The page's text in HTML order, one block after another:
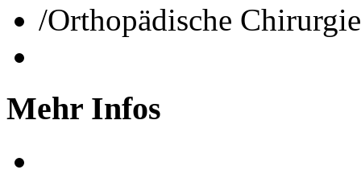
/Orthopädische Chirurgie
Mehr Infos